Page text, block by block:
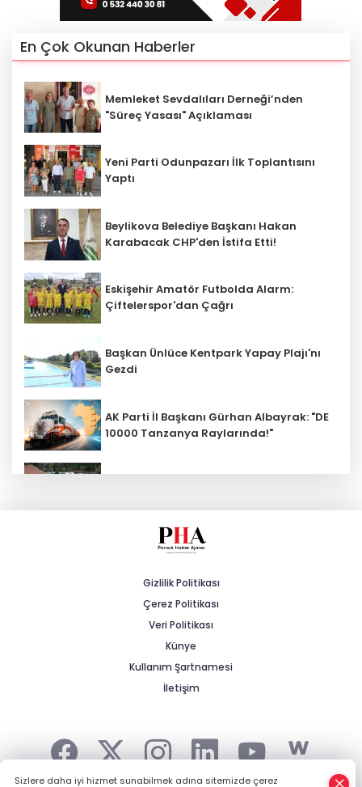
En Çok Okunan Haberler
Memleket Sevdalıları Derneği’nden
"Süreç Yasası" Açıklaması
Yeni Parti Odunpazarı İlk Toplantısını
Yaptı
Beylikova Belediye Başkanı Hakan
Karabacak CHP'den İstifa Etti!
Eskişehir Amatör Futbolda Alarm:
Çiftelerspor'dan Çağrı
Başkan Ünlüce Kentpark Yapay Plajı'nı
Gezdi
AK Parti İl Başkanı Gürhan Albayrak: "DE
10000 Tanzanya Raylarında!"
Eskişehirspor'da Lig Hazırlıkları Devam
Prof. Dr. Ayşen Gürcan’dan 25. Yıl ve
Türkiye Yüzyılı Vurgusu
Yeni Partili Çakırözer’in TBMM’deki İlk
Önergesi Gazeteciler İçin
Gizlilik Politikası
Çerez Politikası
Veri Politikası
Künye
Kullanım Şartnamesi
İletişim
Sizlere daha iyi hizmet sunabilmek adına sitemizde çerez